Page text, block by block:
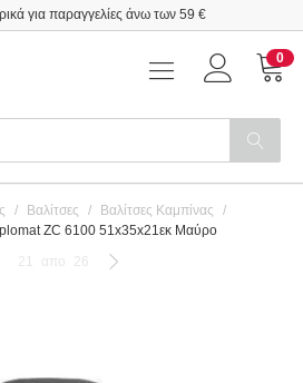
για παραγγελίες άνω των 59 €
0
/ Βαλίτσες / Βαλίτσες Καμπίνας
/
ZC 6100 51x35x21εκ Μαύρο
21
απο 26